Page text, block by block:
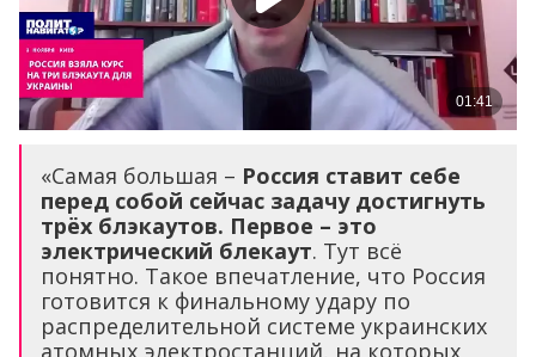
«Самая большая – Россия ставит себе
перед собой сейчас задачу достигнуть
трёх блэкаутов. Первое – это
электрический блекаут. Тут всё
понятно. Такое впечатление, что Россия
готовится к финальному удару по
распределительной системе украинских
атомных электростанций, на которых